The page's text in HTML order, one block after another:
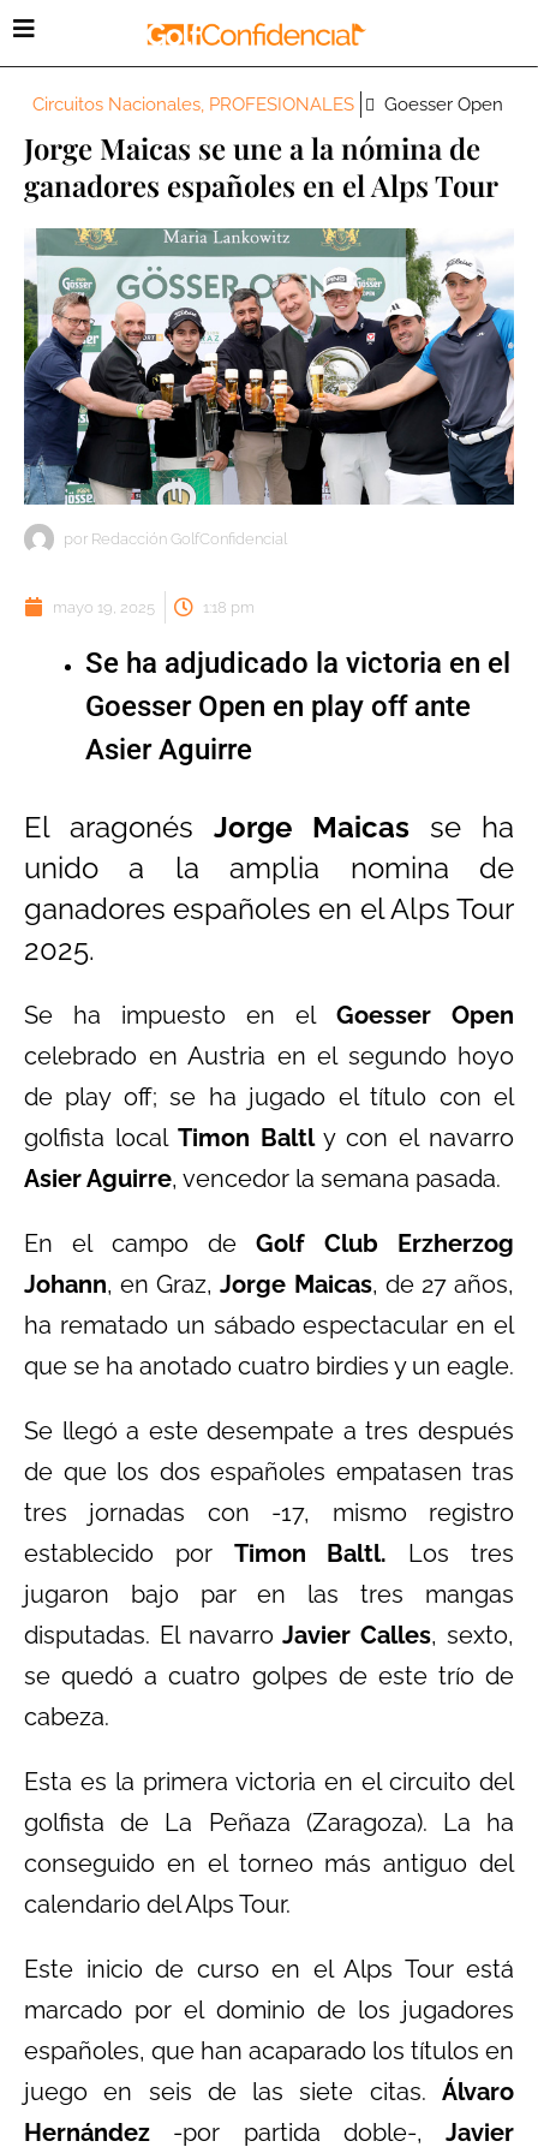
Circuitos Nacionales, PROFESIONALES Goesser Open
Jorge Maicas se une a la nómina de
ganadores españoles en el Alps Tour
por Redacción GolfConfidencial
mayo 19, 2025 1:18 pm
Se ha adjudicado la victoria en el
Goesser Open en play off ante
Asier Aguirre
El aragonés Jorge Maicas se ha
unido a la amplia nomina de
ganadores españoles en el Alps Tour
2025.
Se ha impuesto en elGoesser Open
celebrado en Austria en el segundo hoyo
de play off; se ha jugado el título con el
golfista local Timon Baltly con el navarro
Asier Aguirre, vencedor la semana pasada.
En el campo deGolf Club Erzherzog
Johann, en Graz,Jorge Maicas, de 27 años,
ha rematado un sábado espectacular en el
que se ha anotado cuatro birdies y un eagle.
Se llegó a este desempate a tres después
de que los dos españoles empatasen tras
tres jornadas con -17, mismo registro
establecido por Timon Baltl. Los tres
jugaron bajo par en las tres mangas
disputadas. El navarro Javier Calles, sexto,
se quedó a cuatro golpes de este trío de
cabeza.
Esta es la primera victoria en el circuito del
golfista de La Peñaza (Zaragoza). La ha
conseguido en el torneo más antiguo del
calendario del Alps Tour.
Este inicio de curso en el Alps Tour está
marcado por el dominio de los jugadores
españoles, que han acaparado los títulos en
juego en seis de las siete citas. Álvaro
Hernández -por partida doble-, Javier